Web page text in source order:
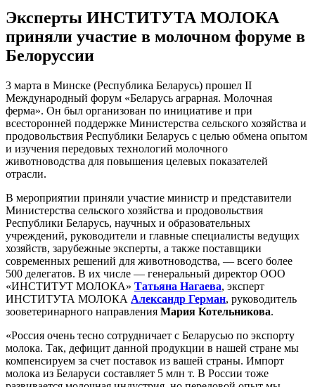
Эксперты ИНСТИТУТА МОЛОКА
приняли участие в молочном форуме в
Белоруссии
3 марта в Минске (Республика Беларусь) прошел II
Международный форум «Беларусь аграрная. Молочная
ферма». Он был организован по инициативе и при
всесторонней поддержке Министерства сельского хозяйства и
продовольствия Республики Беларусь с целью обмена опытом
и изучения передовых технологий молочного
животноводства для повышения целевых показателей
отрасли.
В мероприятии приняли участие министр и представители
Министерства сельского хозяйства и продовольствия
Республики Беларусь, научных и образовательных
учреждений, руководители и главные специалисты ведущих
хозяйств, зарубежные эксперты, а также поставщики
современных решений для животноводства, — всего более
500 делегатов. В их числе — генеральный директор ООО
«ИНСТИТУТ МОЛОКА» Татьяна Нагаева, эксперт
ИНСТИТУТА МОЛОКА Александр Герман, руководитель
зооветеринарного направления Мария Котельникова.
«Россия очень тесно сотрудничает с Беларусью по экспорту
молока. Так, дефицит данной продукции в нашей стране мы
компенсируем за счет поставок из вашей страны. Импорт
молока из Беларуси составляет 5 млн т. В России тоже